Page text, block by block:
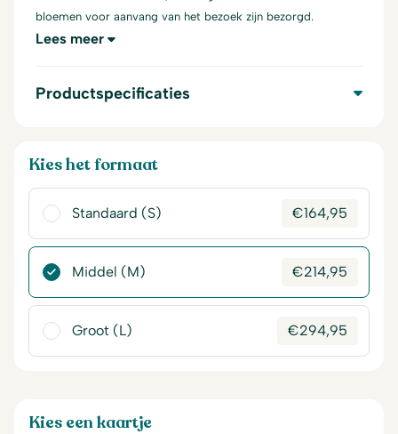
bloemen voor aanvang van het bezoek zijn bezorgd.
Lees meer
Productspecificaties
Kies het formaat
Standaard (S) €164,95
Middel (M) €214,95
Groot (L) €294,95
Kies een kaartje